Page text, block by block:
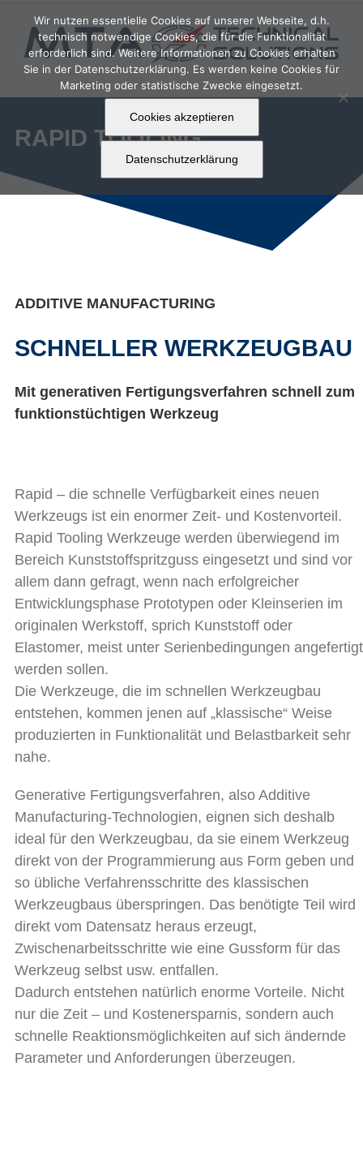
Inhalt
springen
RAPID TOOLING
ADDITIVE MANUFACTURING
SCHNELLER WERKZEUGBAU
Mit generativen Fertigungsverfahren schnell zum
funktionstüchtigen Werkzeug
Rapid – die schnelle Verfügbarkeit eines neuen
Werkzeugs ist ein enormer Zeit- und Kostenvorteil.
Rapid Tooling Werkzeuge werden überwiegend im
Bereich Kunststoffspritzguss eingesetzt und sind vor
allem dann gefragt, wenn nach erfolgreicher
Entwicklungsphase Prototypen oder Kleinserien im
originalen Werkstoff, sprich Kunststoff oder
Elastomer, meist unter Serienbedingungen angefertigt
werden sollen.
Die Werkzeuge, die im schnellen Werkzeugbau
entstehen, kommen jenen auf „klassische“ Weise
produzierten in Funktionalität und Belastbarkeit sehr
nahe.
Generative Fertigungsverfahren, also Additive
Manufacturing-Technologien, eignen sich deshalb
ideal für den Werkzeugbau, da sie einem Werkzeug
direkt von der Programmierung aus Form geben und
so übliche Verfahrensschritte des klassischen
Werkzeugbaus überspringen. Das benötigte Teil wird
direkt vom Datensatz heraus erzeugt,
Zwischenarbeitsschritte wie eine Gussform für das
Werkzeug selbst usw. entfallen.
Dadurch entstehen natürlich enorme Vorteile. Nicht
nur die Zeit – und Kostenersparnis, sondern auch
schnelle Reaktionsmöglichkeiten auf sich ändernde
Parameter und Anforderungen überzeugen.
Wir nutzen essentielle Cookies auf unserer Webseite, d.h.
technisch notwendige Cookies, die für die Funktionalität
erforderlich sind. Weitere Informationen zu Cookies erhalten
Sie in der Datenschutzerklärung. Es werden keine Cookies für
Marketing oder statistische Zwecke eingesetzt.
Cookies akzeptieren
Datenschutzerklärung